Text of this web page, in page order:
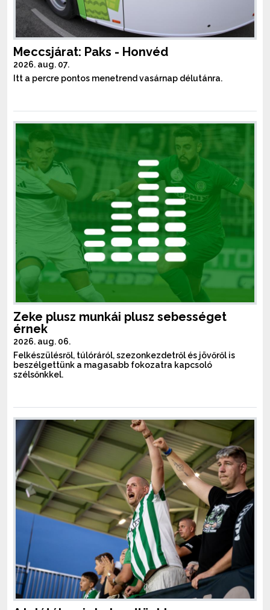
Meccsjárat: Paks - Honvéd
2026. aug. 07.
Itt a percre pontos menetrend vasárnap délutánra.
Zeke plusz munkái plusz sebességet
érnek
2026. aug. 06.
Felkészülésről, túlóráról, szezonkezdetről és jövőről is
beszélgettünk a magasabb fokozatra kapcsoló
szélsőnkkel.